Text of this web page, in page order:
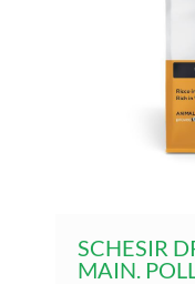
SCHESIR
MAIN.